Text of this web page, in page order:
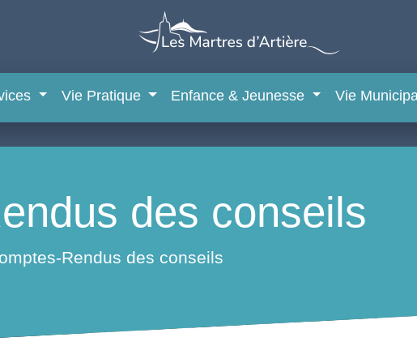
Vie Pratique Enfance & Jeunesse Vie
des conseils
Rendus des conseils